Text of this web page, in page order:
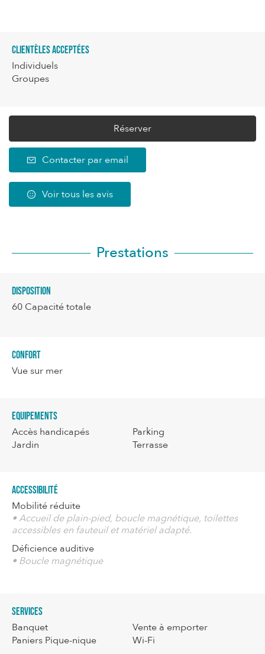
Clientèles acceptées
Individuels
Groupes
Réserver
Contacter par email
Voir tous les avis
Prestations
Disposition
60 Capacité totale
Confort
Vue sur mer
Equipements
Accès handicapés
Jardin
Parking
Terrasse
Accessibilité
Mobilité réduite
• Accueil de plain-pied, boucle magnétique, toilettes
accessibles en fauteuil et matériel adapté.
Déficience auditive
• Boucle magnétique
Services
Banquet
Paniers Pique-nique
Vente à emporter
Wi-Fi